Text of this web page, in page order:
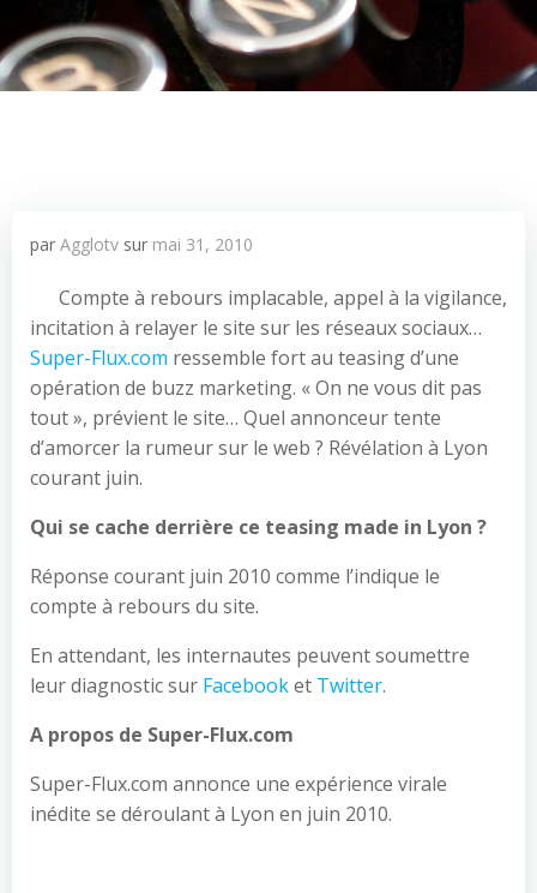
par Agglotv sur mai 31, 2010
Compte à rebours implacable, appel à la vigilance,
incitation à relayer le site sur les réseaux sociaux…
Super-Flux.com ressemble fort au teasing d’une
opération de buzz marketing. « On ne vous dit pas
tout », prévient le site… Quel annonceur tente
d’amorcer la rumeur sur le web ? Révélation à Lyon
courant juin.
Qui se cache derrière ce teasing made in Lyon ?
Réponse courant juin 2010 comme l’indique le
compte à rebours du site.
En attendant, les internautes peuvent soumettre
leur diagnostic sur Facebooket Twitter.
A propos de Super-Flux.com
Super-Flux.com annonce une expérience virale
inédite se déroulant à Lyon en juin 2010.